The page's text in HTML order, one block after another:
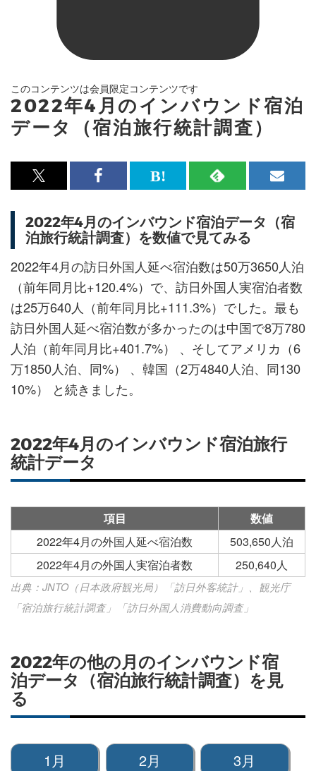
このコンテンツは会員限定コンテンツです
2022年4月のインバウンド宿泊
データ（宿泊旅行統計調査）
x<br>
記
事
を
シ
ェ
ア
す
る
Facebook<br>
記
事
を
シ
ェ
ア
す
る
は
な
ブ
ッ
ク
マ
ー
ク
に
RSS
記
事
を
購
読
す
る
メ
マ
登
録
す
る
2022年4月のインバウンド宿泊データ（宿
泊旅行統計調査）を数値で見てみる
2022年4月の訪日外国人延べ宿泊数は50万3650人泊
（前年同月比+120.4%）で、訪日外国人実宿泊者数
は25万640人（前年同月比+111.3%）でした。最も
訪日外国人延べ宿泊数が多かったのは中国で8万780
人泊（前年同月比+401.7%） 、そしてアメリカ（6
万1850人泊、同%） 、韓国（2万4840人泊、同130
10%） と続きました。
2022年4月のインバウンド宿泊旅行
統計データ
項目
数値
2022年4月の外国人延べ宿泊数
503,650人泊
2022年4月の外国人実宿泊者数
250,640人
出典：JNTO（日本政府観光局）「訪日外客統計」、観光庁
「宿泊旅行統計調査」「訪日外国人消費動向調査」
2022年の他の月のインバウンド宿
泊データ（宿泊旅行統計調査）を見
る
1月 2月
3月